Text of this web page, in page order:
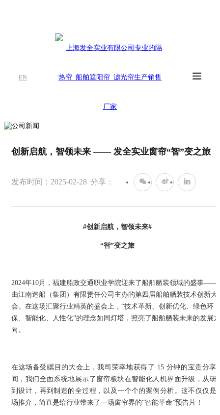
EN
创新启航，智领未来 —— 发全实业窗帘“智”变之旅
发布时间：2025-02-28 分享：
#创新启航，智领未来#
“智”变之旅
2024年10月，福建船政交通职业学院迎来了船舶舾装领域的盛事——
由江南造船（集团）有限责任公司主办的第四届船舶舾装技术创新大
会。在这场汇聚行业精英的盛会上，“技术革新、创新优化、绿色环
保、智能化、人性化”的理念如同灯塔，照亮了船舶舾装未来的发展方
向。
在这场备受瞩目的大会上，我司荣幸地获得了 15 分钟的宝贵分享
间，我们全面系统地展示了窗帘板块在智能化人机界面升级，从研
到设计，再到制造的全过程，以及一个个的案例分析。这不仅仅是
场推介，简直是给行业带来了一场窗帘界的“智能革命”预告片！